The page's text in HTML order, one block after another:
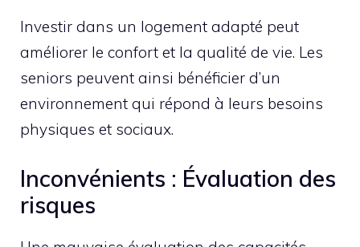
Investir dans un logement adapté peut
améliorer le confort et la qualité de vie. Les
seniors peuvent ainsi bénéficier d’un
environnement qui répond à leurs besoins
physiques et sociaux.
Inconvénients : Évaluation des
risques